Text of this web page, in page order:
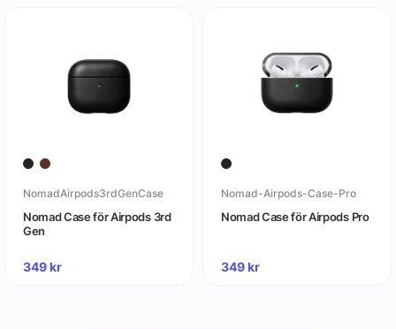
NomadAirpods3rdGenCase
Nomad Case för Airpods 3rd
Gen
349kr
Nomad-Airpods-Case-Pro
Nomad Case för Airpods Pro
349kr